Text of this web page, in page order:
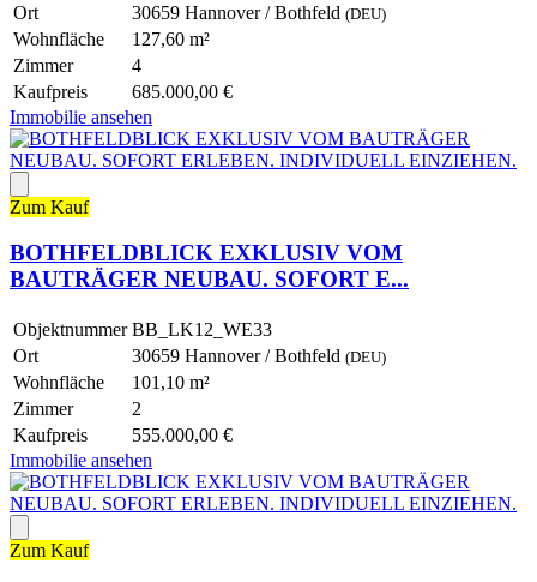
Ort
30659 Hannover / Bothfeld (DEU)
Wohnfläche
127,60 m²
Zimmer
4
Kaufpreis
685.000,00 €
Immobilie ansehen
Zum Kauf
BOTHFELDBLICK EXKLUSIV VOM
BAUTRÄGER NEUBAU. SOFORT E...
Objektnummer BB_LK12_WE33
Ort
30659 Hannover / Bothfeld (DEU)
Wohnfläche
101,10 m²
Zimmer
2
Kaufpreis
555.000,00 €
Immobilie ansehen
Zum Kauf